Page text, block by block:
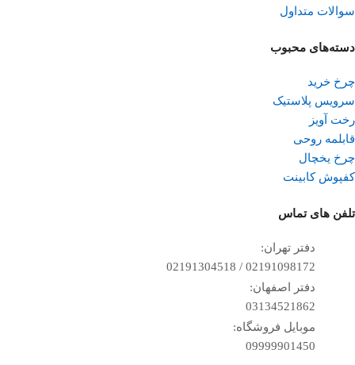
سوالات متداول
دسته‌های محبوب
چرخ خرید
سرویس پلاستیک
رخت آویز
قابلمه روحی
چرخ یخچال
کفپوش کابینت
تلفن ‌های تماس
دفتر تهران:
02191098172 / 02191304518
دفتر اصفهان:
03134521862
موبایل فروشگاه:
09999901450